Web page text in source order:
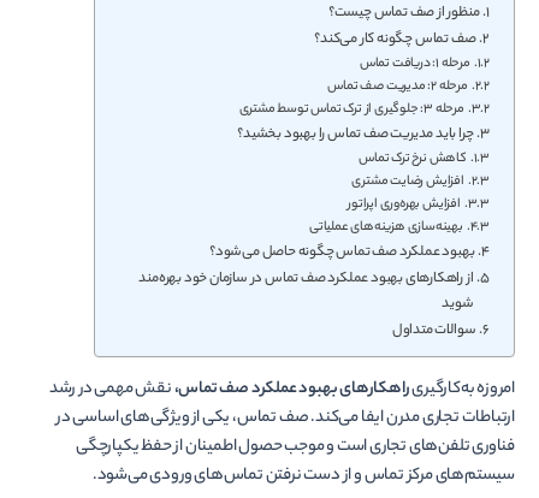
منظور از صف تماس چیست؟
صف تماس چگونه کار می­‌کند؟
مرحله 1: دریافت تماس
مرحله 2: مدیریت صف تماس
مرحله 3: جلوگیری از ترک تماس توسط مشتری
چرا باید مدیریت صف تماس را بهبود بخشید؟
کاهش نرخ ترک تماس
افزایش رضایت مشتری
افزایش بهره‌­وری اپراتور
بهینه­‌سازی هزینه­‌های عملیاتی
بهبود عملکرد صف تماس چگونه حاصل می­‌شود؟
از راهکارهای بهبود عملکرد صف تماس در سازمان خود بهره‌­مند
شوید
سوالات متداول
امروزه به‌کارگیریراهکارهای بهبود عملکرد صف تماس،نقش مهمی در رشد
ارتباطات تجاری مدرن ایفا می­‌کند. صف تماس، یکی از ویژگی‌­های اساسی در
فناوری تلفن­‌های تجاری است و موجب حصول اطمینان از حفظ یکپارچگی
سیستم‌های مرکز تماس و از دست­ نرفتن تماس‌­های ورودی می‌شود.